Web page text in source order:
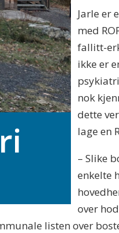
Jarle er
med
fallitt-
ikke er
nok
dette
lage en
– Slike
enkelte
over
listen over